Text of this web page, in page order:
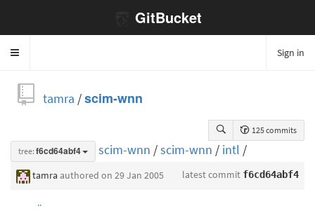
GitBucket
Toggle
Sign in
tamra /scim-wnn
125 commits
tree: f6cd64abf4 scim-wnn /scim-wnn / intl /
latest commit f6cd64abf4
tamra authored on 29 Jan 2005
..